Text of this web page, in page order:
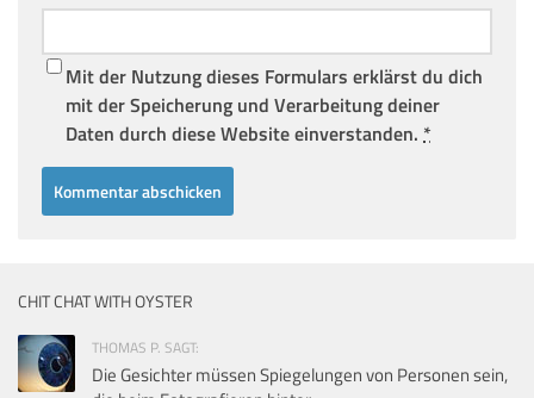
Mit der Nutzung dieses Formulars erklärst du dich
mit der Speicherung und Verarbeitung deiner
Daten durch diese Website einverstanden. *
CHIT CHAT WITH OYSTER
THOMAS P. SAGT:
Die Gesichter müssen Spiegelungen von Personen sein,